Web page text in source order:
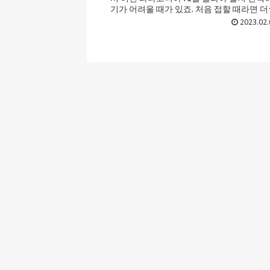
기가 어려울 때가 있죠. 처음 접할 때라면 더
그런데요. 이번 포스트에서는 파타고...